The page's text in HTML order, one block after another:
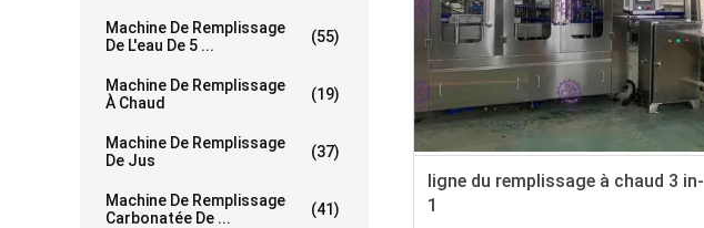
Machine De Remplissage
De L'eau De 5 ...
(55)
Machine De Remplissage
À Chaud
(19)
Machine De Remplissage
De Jus
(37)
Machine De Remplissage
Carbonatée De ...
(41)
ligne du remplissage à chaud 3 in-
1